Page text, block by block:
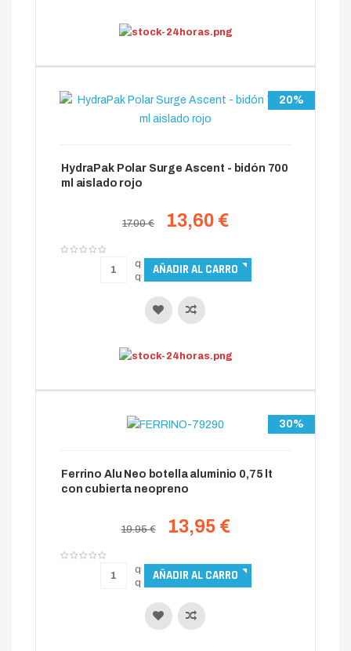
20%
HydraPak Polar Surge Ascent - bidón 700
ml aislado rojo
17.00 € 13,60 €
30%
Ferrino Alu Neo botella aluminio 0,75 lt
con cubierta neopreno
19.95 € 13,95 €